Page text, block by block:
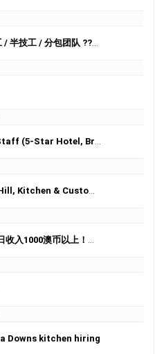
技工 / 分包团队 ????????
Star Hotel, Brisbane City)
Team Member Wanted (15–20 hrs/wk)
布里斯班高端按摩连锁诚聘员工 ❤️✨✅
Downs kitchen hiring